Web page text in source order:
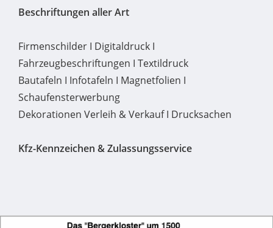
Beschriftungen aller Art
Firmenschilder I Digitaldruck I
Fahrzeugbeschriftungen I Textildruck
Bautafeln I Infotafeln I Magnetfolien I
Schaufensterwerbung
Dekorationen Verleih & Verkauf I Drucksachen
Kfz-Kennzeichen & Zulassungsservice